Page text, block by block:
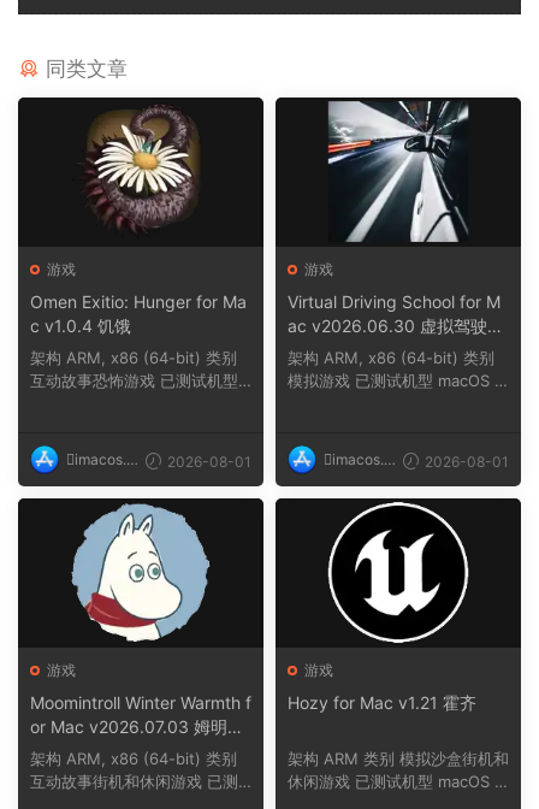
同类文章
游戏
Omen Exitio: Hunger for Ma
c v1.0.4 饥饿
架构 ARM, x86 (64-bit) 类别
互动故事恐怖游戏 已测试机型
imacos.t
op
2026-08-01
游戏
Virtual Driving School for M
ac v2026.06.30 虚拟驾驶学
校
架构 ARM, x86 (64-bit) 类别
模拟游戏 已测试机型 macOS T
imacos.t
op
2026-08-01
游戏
Moomintroll Winter Warmth f
or Mac v2026.07.03 姆明冬
日暖阳
架构 ARM, x86 (64-bit) 类别
互动故事街机和休闲游戏 已测
游戏
Hozy for Mac v1.21 霍齐
架构 ARM 类别 模拟沙盒街机和
休闲游戏 已测试机型 macOS T